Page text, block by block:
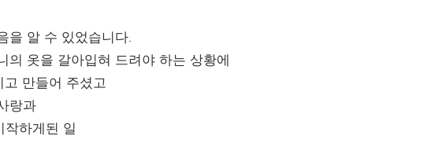
을 알 수 있었습니다.
의 옷을 갈아입혀 드려야 하는 상황에
만들어 주셨고
랑과
작하게된 일